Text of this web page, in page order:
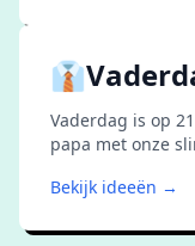
👔
Vaderdag is op
papa met onze
Bekijk ideeën →